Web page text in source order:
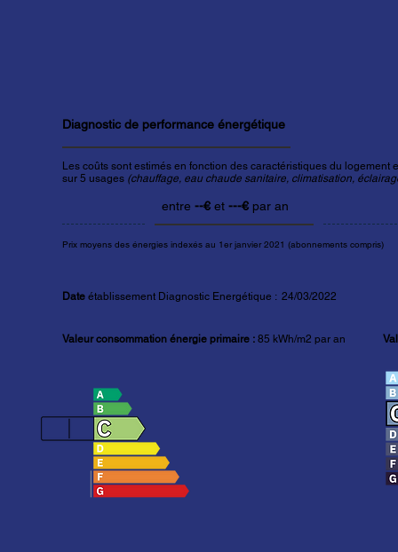
Diagnostic de performance énergétique
Les coûts sont estimés en fonction des caractéristiques du logement
sur 5 usages (chauffage, eau chaude sanitaire, climatisation,
entre --€ et ---€ par an
Prix moyens des énergies indexés au 1er janvier 2021 (abonnements compris)
Date établissement Diagnostic Energétique : 24/03/2022
Valeur consommation énergie primaire : 85 kWh/m2 par an